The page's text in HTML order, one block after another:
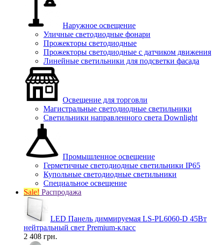
Наружное освещение
Уличные светодиодные фонари
Прожекторы светодиодные
Прожекторы светодиодные с датчиком движения
Линейные светильники для подсветки фасада
Освещение для торговли
Магистральные светодиодные светильники
Светильники направленного света Downlight
Промышленное освещение
Герметичные светодиодные светильники IP65
Купольные светодиодные светильники
Специальное освещение
Sale! Распродажа
LED Панель диммируемая LS-PL6060-D 45Вт
нейтральный свет Premium-класс
2 408 грн.